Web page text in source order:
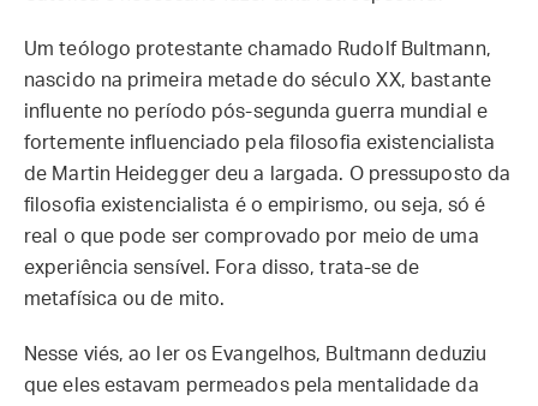
Um teólogo protestante chamado Rudolf Bultmann,
nascido na primeira metade do século XX, bastante
influente no período pós-segunda guerra mundial e
fortemente influenciado pela filosofia existencialista
de Martin Heidegger deu a largada. O pressuposto da
filosofia existencialista é o empirismo, ou seja, só é
real o que pode ser comprovado por meio de uma
experiência sensível. Fora disso, trata-se de
metafísica ou de mito.
Nesse viés, ao ler os Evangelhos, Bultmann deduziu
que eles estavam permeados pela mentalidade da